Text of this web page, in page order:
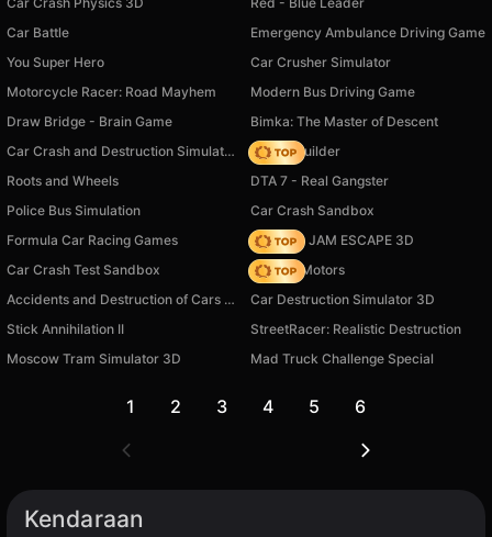
Car Battle
Emergency Ambulance Driving Game
You Super Hero
Car Crusher Simulator
Motorcycle Racer: Road Mayhem
Modern Bus Driving Game
Draw Bridge - Brain Game
Bimka: The Master of Descent
Car Crash and Destruction Simulator 3D
Bridge Builder
Roots and Wheels
DTA 7 - Real Gangster
Police Bus Simulation
Car Crash Sandbox
Formula Car Racing Games
TRAFFIC JAM ESCAPE 3D
Car Crash Test Sandbox
Bouncy Motors
Accidents and Destruction of Cars 3D
Car Destruction Simulator 3D
Stick Annihilation II
StreetRacer: Realistic Destruction
Moscow Tram Simulator 3D
Mad Truck Challenge Special
1 2 3 4 5 6
Kendaraan